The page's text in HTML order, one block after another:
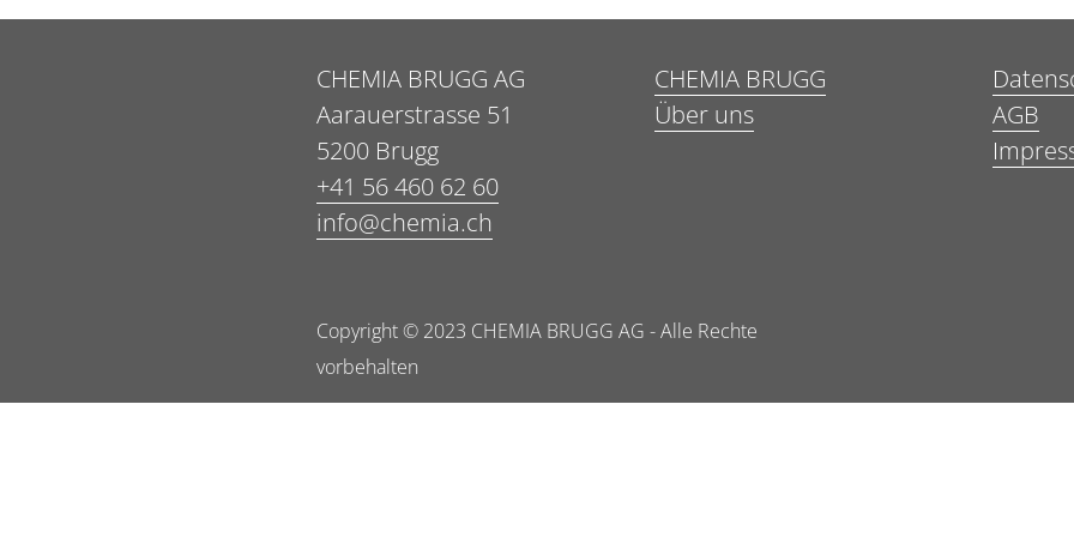
CHEMIA BRUGG AG
Aarauerstrasse 51
5200 Brugg
+41 56 460 62 60
info@chemia.ch
CHEMIA BRUGG
Über uns
AGB
Copyright © 2023 CHEMIA BRUGG AG - Alle Rechte
vorbehalten